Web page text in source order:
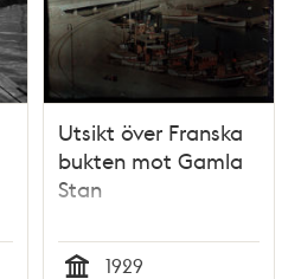
Utsikt över Franska
bukten mot Gamla
Stan
1929